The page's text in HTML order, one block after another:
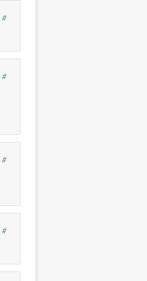
#
#
#
#